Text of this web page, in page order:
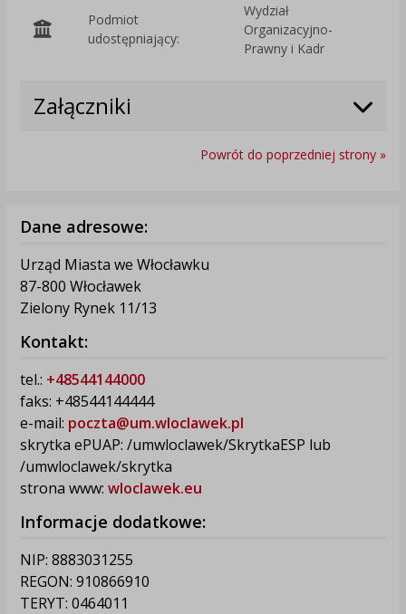
Podmiot
udostępniający:
Wydział
Organizacyjno-
Prawny i Kadr
Załączniki
Powrót do poprzedniej strony »
Dane adresowe:
Urząd Miasta we Włocławku
87-800 Włocławek
Zielony Rynek 11/13
Kontakt:
tel.: +48544144000
faks: +48544144444
e-mail: poczta@um.wloclawek.pl
skrytka ePUAP: /umwloclawek/SkrytkaESP lub
/umwloclawek/skrytka
strona www: wloclawek.eu
Informacje dodatkowe:
NIP: 8883031255
REGON: 910866910
TERYT: 0464011